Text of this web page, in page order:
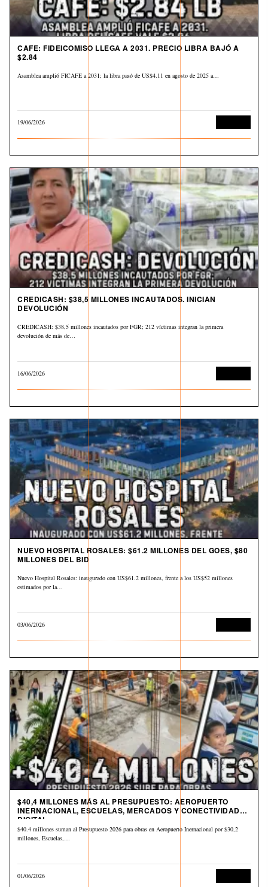
CAFE: FIDEICOMISO LLEGA A 2031. PRECIO LIBRA BAJÓ A
$2.84
Asamblea amplió FICAFE a 2031; la libra pasó de US$4.11 en agosto de 2025 a…
19/06/2026
CREDICASH: $38,5 MILLONES INCAUTADOS. INICIAN
DEVOLUCIÓN
CREDICASH: $38,5 millones incautados por FGR; 212 víctimas integran la primera
devolución de más de…
16/06/2026
NUEVO HOSPITAL ROSALES: $61.2 MILLONES DEL GOES, $80
MILLONES DEL BID
Nuevo Hospital Rosales: inaugurado con US$61.2 millones, frente a los US$52 millones
estimados por la…
03/06/2026
$40,4 MILLONES MÁS AL PRESUPUESTO: AEROPUERTO
INERNACIONAL, ESCUELAS, MERCADOS Y CONECTIVIDAD
DIGITAL
$40.4 millones suman al Presupuesto 2026 para obras en Aeropuerto Inernacional por $30,2
millones, Escuelas,…
01/06/2026